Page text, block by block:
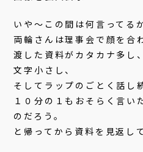
いや〜この間は何言ってる
両輪さんは理事会で顔を合
渡した資料がカタカナ多し、
文字小さし、
そしてラップのごとく話し
１０分の１もおそらく言い
のだろう。
と帰ってから資料を見返し